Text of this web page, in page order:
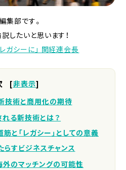
集部です。
したいと思います！
ガシーに」 関経連会長
[非表示]
技術と商用化の期待
る新技術とは？
と「レガシー」としての意義
すビジネスチャンス
外のマッチングの可能性